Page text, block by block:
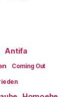
Antifa
Coming Out